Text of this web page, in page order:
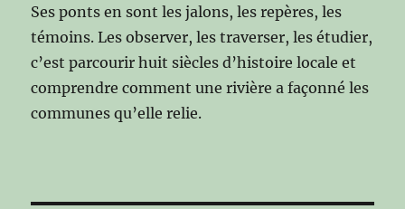
Ses ponts en sont les jalons, les repères, les
témoins. Les observer, les traverser, les étudier,
c’est parcourir huit siècles d’histoire locale et
comprendre comment une rivière a façonné les
communes qu’elle relie.